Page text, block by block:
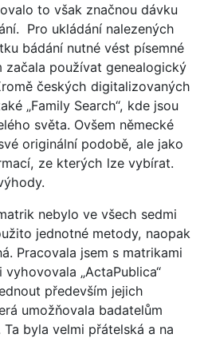
to však značnou dávku
Pro ukládání nalezených
bádání nutné vést písemné
začala používat genealogický
českých digitalizovaných
„Family Search“, kde jsou
světa. Ovšem německé
originální podobě, ale jako
ze kterých lze vybírat.
nebylo ve všech sedmi
jednotné metody, naopak
Pracovala jsem s matrikami
„ActaPublica“
především jejich
umožňovala badatelům
byla velmi přátelská a na